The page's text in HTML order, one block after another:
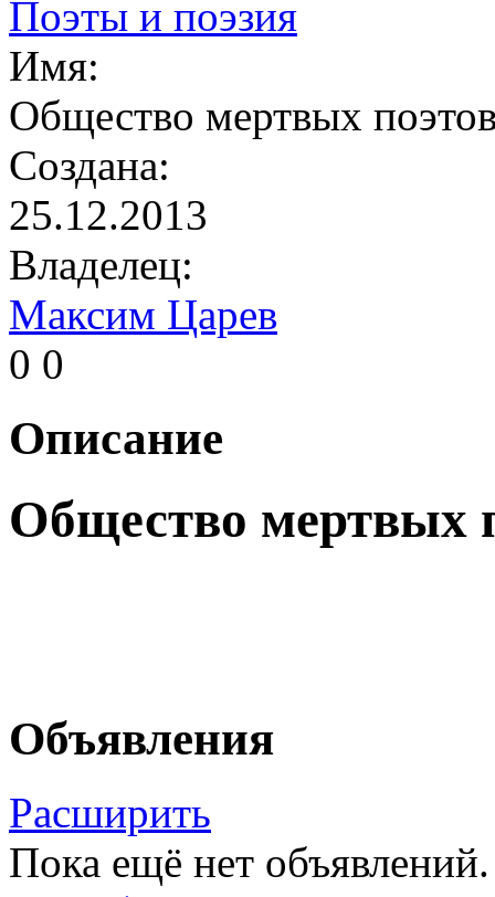
Поэты и поэзия
Имя:
Общество мертвых
Создана:
25.12.2013
Владелец:
Максим Царев
0 0
Описание
Общество мертвых
Объявления
Расширить
Пока ещё нет объявлений.